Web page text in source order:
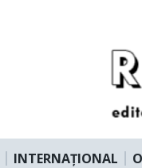
INTERNAȚIONAL